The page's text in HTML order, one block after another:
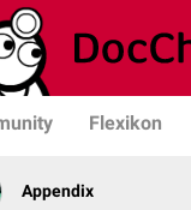
Flexikon
Appendix